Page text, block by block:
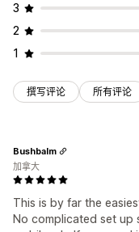
3
2
1
撰写评论 所有评论
This is by far the
No complicated set up
Bushbalm
加拿大